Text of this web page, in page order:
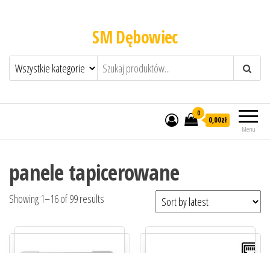
SM Dębowiec
Menu
0
0,00zł
panele tapicerowane
Showing 1–16 of 99 results